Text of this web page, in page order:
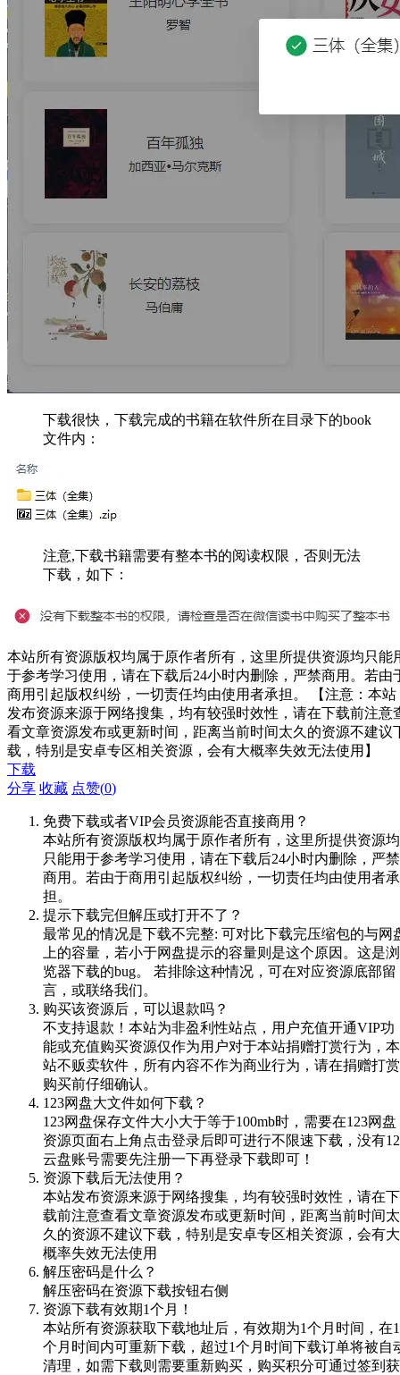
下载很快，下载完成的书籍在软件所在目录下的book
文件内：
注意,下载书籍需要有整本书的阅读权限，否则无法
下载，如下：
本站所有资源版权均属于原作者所有，这里所提供资源均只能
于参考学习使用，请在下载后24小时内删除，严禁商用。若由
商用引起版权纠纷，一切责任均由使用者承担。 【注意：本站
发布资源来源于网络搜集，均有较强时效性，请在下载前注意
看文章资源发布或更新时间，距离当前时间太久的资源不建议
载，特别是安卓专区相关资源，会有大概率失效无法使用】
下载
分享 收藏 点赞(0)
免费下载或者VIP会员资源能否直接商用？
本站所有资源版权均属于原作者所有，这里所提供资源均
只能用于参考学习使用，请在下载后24小时内删除，严禁
商用。若由于商用引起版权纠纷，一切责任均由使用者承
担。
提示下载完但解压或打开不了？
最常见的情况是下载不完整: 可对比下载完压缩包的与网
上的容量，若小于网盘提示的容量则是这个原因。这是浏
览器下载的bug。 若排除这种情况，可在对应资源底部留
言，或联络我们。
购买该资源后，可以退款吗？
不支持退款！本站为非盈利性站点，用户充值开通VIP功
能或充值购买资源仅作为用户对于本站捐赠打赏行为，本
站不贩卖软件，所有内容不作为商业行为，请在捐赠打赏
购买前仔细确认。
123网盘大文件如何下载？
123网盘保存文件大小大于等于100mb时，需要在123网盘
资源页面右上角点击登录后即可进行不限速下载，没有
云盘账号需要先注册一下再登录下载即可！
资源下载后无法使用？
本站发布资源来源于网络搜集，均有较强时效性，请在下
载前注意查看文章资源发布或更新时间，距离当前时间太
久的资源不建议下载，特别是安卓专区相关资源，会有大
概率失效无法使用
解压密码是什么？
解压密码在资源下载按钮右侧
资源下载有效期1个月！
本站所有资源获取下载地址后，有效期为1个月时间，在1
个月时间内可重新下载，超过1个月时间下载订单将被自
清理，如需下载则需要重新购买，购买积分可通过签到获